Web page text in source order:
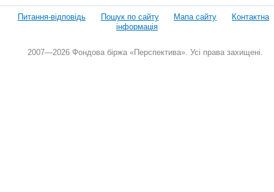
Питання-відповідь Пошук по сайту Мапа сайту
Контактна
інформація
2007—2026 Фондова біржа «Перспектива». Усі права захищені.